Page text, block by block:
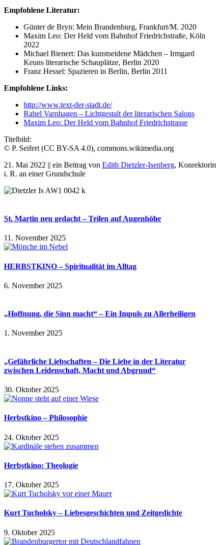
Empfohlene Literatur:
Günter de Bryn: Mein Brandenburg, Frankfurt/M. 2020
Maxim Leo: Der Held vom Bahnhof Friedrichstraße, Köln
2022
Michael Bienert: Das kunstseidene Mädchen – Irmgard
Keuns literarische Schauplätze, Berlin 2020
Franz Hessel: Spazieren in Berlin, Berlin 2011
Empfohlene Links:
http://www.text-der-stadt.de/
Rahel Varnhagen – Lichtgestalt der literarischen Salons
Maxim Leo: Der Held vom Bahnhof Friedrichstrasse
Titelbild:
© P. Seifert (CC BY-SA 4.0), commons.wikimedia.org
21. Mai 2022 || ein Beitrag von Edith Dietzler-Isenberg, Konrektorin
i. R. an einer Grundschule
St. Martin neu gedacht – Teilen auf Augenhöhe
11. November 2025
HERBSTKINO – Spiritualität im Alltag
6. November 2025
„Hoffnung, die Sinn macht“ – Ein Impuls zu Allerheiligen
1. November 2025
„Gefährliche Liebschaften – Die Liebe in der Literatur
zwischen Leidenschaft, Macht und Abgrund“
30. Oktober 2025
Herbstkino – Philosophie
24. Oktober 2025
Herbstkino: Theologie
17. Oktober 2025
Kurt Tucholsky – Liebesgeschichten und Zeitgedichte
9. Oktober 2025